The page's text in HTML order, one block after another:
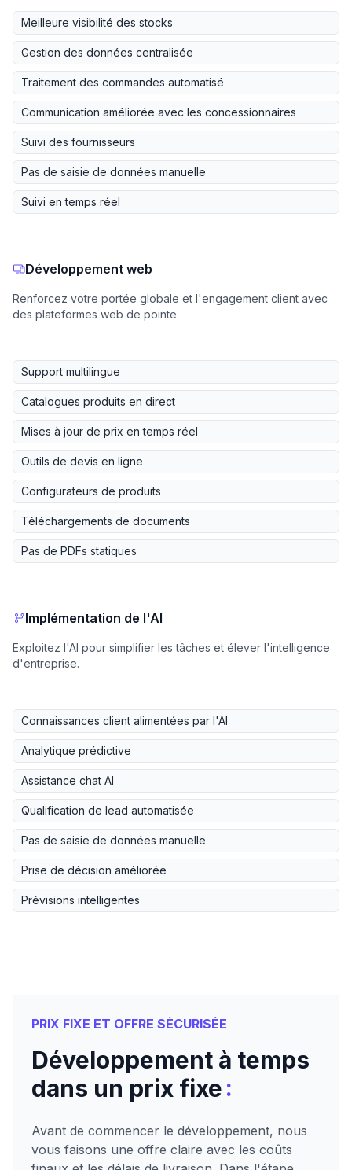
Meilleure visibilité des stocks
Gestion des données centralisée
Traitement des commandes automatisé
Communication améliorée avec les concessionnaires
Suivi des fournisseurs
Pas de saisie de données manuelle
Suivi en temps réel
Développement web
Renforcez votre portée globale et l'engagement client avec
des plateformes web de pointe.
Support multilingue
Catalogues produits en direct
Mises à jour de prix en temps réel
Outils de devis en ligne
Configurateurs de produits
Téléchargements de documents
Pas de PDFs statiques
Implémentation de l'AI
Exploitez l'AI pour simplifier les tâches et élever l'intelligence
d'entreprise.
Connaissances client alimentées par l'AI
Analytique prédictive
Assistance chat AI
Qualification de lead automatisée
Pas de saisie de données manuelle
Prise de décision améliorée
Prévisions intelligentes
PRIX FIXE ET OFFRE SÉCURISÉE
Développement à temps
dans un prix fixe:
Avant de commencer le développement, nous
vous faisons une offre claire avec les coûts